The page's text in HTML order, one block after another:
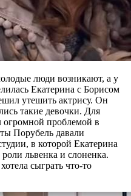
люди возникают, а у
Екатерина с Борисом
утешить актрису. Он
такие девочки. Для
огромной проблемой в
Порубель давали
в которой Екатерина
роли львенка и слоненка.
сыграть что-то